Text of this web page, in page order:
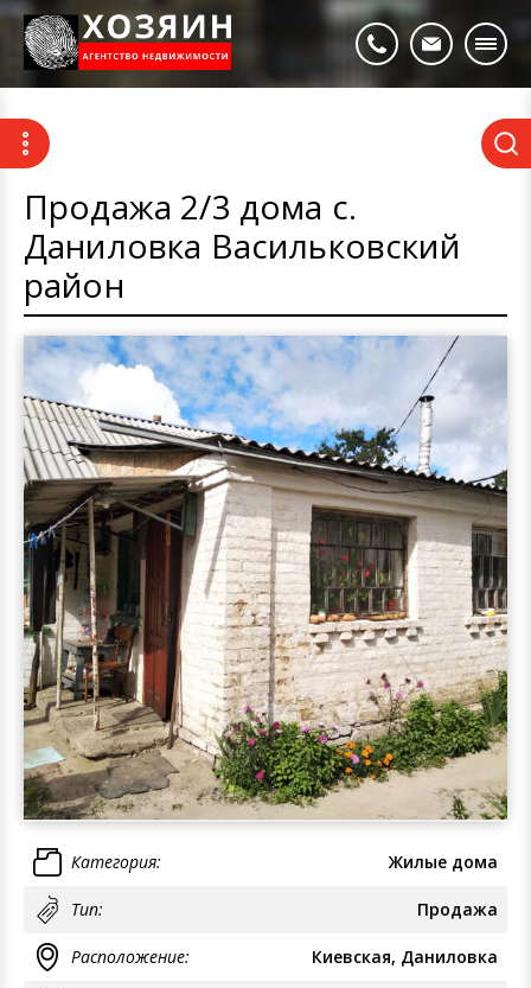
Продажа 2/3 дома с.
Даниловка Васильковский
район
Категория: Жилые дома
Тип: Продажа
Расположение: Киевская, Даниловка